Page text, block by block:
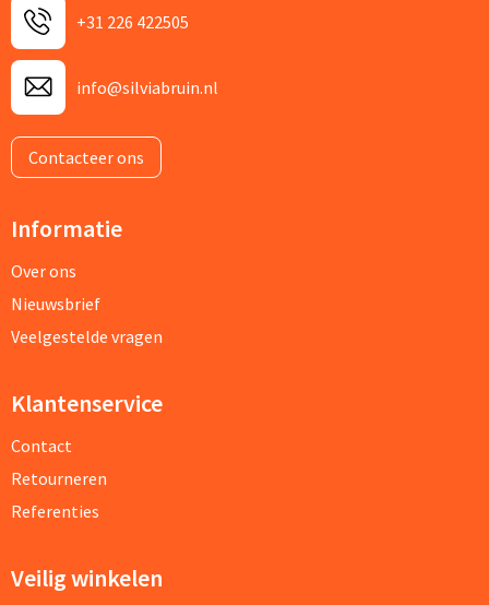
+31 226 422505
info@silviabruin.nl
Contacteer ons
Informatie
Over ons
Nieuwsbrief
Veelgestelde vragen
Klantenservice
Contact
Retourneren
Referenties
Veilig winkelen